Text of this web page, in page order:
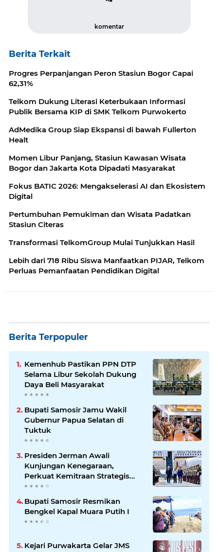
komentar
Berita Terkait
Progres Perpanjangan Peron Stasiun Bogor Capai
62,31%
Telkom Dukung Literasi Keterbukaan Informasi
Publik Bersama KIP di SMK Telkom Purwokerto
AdMedika Group Siap Ekspansi di bawah Fullerton
Healt
Momen Libur Panjang, Stasiun Kawasan Wisata
Bogor dan Jakarta Kota Dipadati Masyarakat
Fokus BATIC 2026: Mengakselerasi AI dan Ekosistem
Digital
Pertumbuhan Pemukiman dan Wisata Padatkan
Stasiun Citeras
Transformasi TelkomGroup Mulai Tunjukkan Hasil
Lebih dari 718 Ribu Siswa Manfaatkan PIJAR, Telkom
Perluas Pemanfaatan Pendidikan Digital
Berita Terpopuler
Kemenhub Pastikan PPN DTP
Selama Libur Sekolah Dukung
Daya Beli Masyarakat
Bupati Samosir Jamu Wakil
Gubernur Papua Selatan di
Tuktuk
Presiden Jerman Awali
Kunjungan Kenegaraan,
Perkuat Kemitraan Strategis
Indonesia–Jerman
Bupati Samosir Resmikan
Bengkel Kapal Muara Putih I
Kejari Purwakarta Gelar JMS